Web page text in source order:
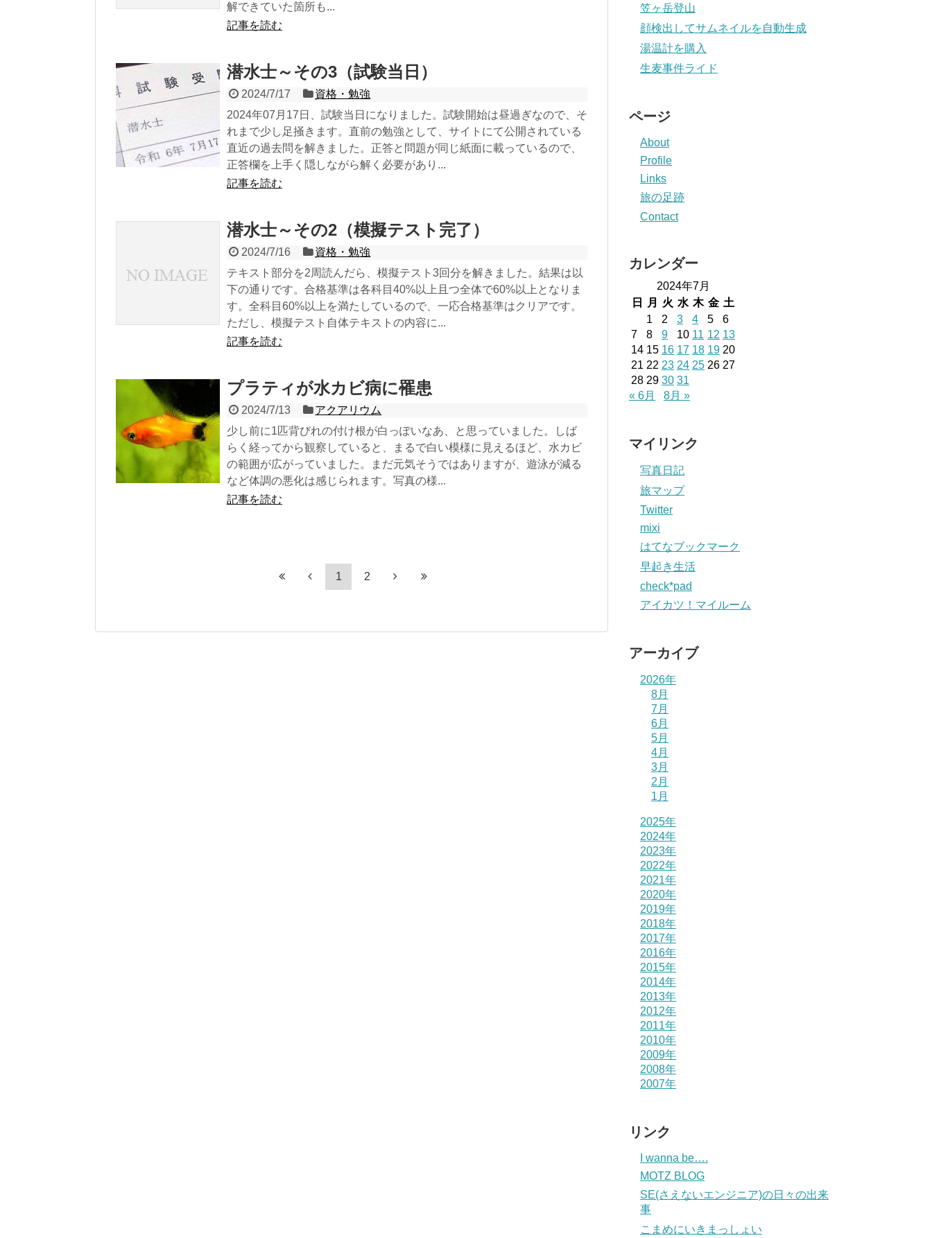
解できていた箇所も...
記事を読む
潜水士～その3（試験当日）
2024/7/17
資格・勉強
2024年07月17日、試験当日になりました。試験開始は昼過ぎなので、そ
れまで少し足掻きます。直前の勉強として、サイトにて公開されている
直近の過去問を解きました。正答と問題が同じ紙面に載っているので、
正答欄を上手く隠しながら解く必要があり...
記事を読む
潜水士～その2（模擬テスト完了）
2024/7/16
資格・勉強
テキスト部分を2周読んだら、模擬テスト3回分を解きました。結果は以
下の通りです。合格基準は各科目40%以上且つ全体で60%以上となりま
す。全科目60%以上を満たしているので、一応合格基準はクリアです。
ただし、模擬テスト自体テキストの内容に...
記事を読む
プラティが水カビ病に罹患
2024/7/13
アクアリウム
少し前に1匹背びれの付け根が白っぽいなあ、と思っていました。しば
らく経ってから観察していると、まるで白い模様に見えるほど、水カビ
の範囲が広がっていました。まだ元気そうではありますが、遊泳が減る
など体調の悪化は感じられます。写真の様...
記事を読む
1 2
笠ヶ岳登山
顔検出してサムネイルを自動生成
湯温計を購入
生麦事件ライド
ページ
About
Profile
Links
旅の足跡
Contact
カレンダー
2024年7月
日
月 火 水 木 金 土
1
2 3 4 5
6
7
8 9 10 11 12 13
14 15 16 17 18 19 20
21 22 23 24 25 26 27
28 29 30 31
« 6月
8月 »
マイリンク
写真日記
旅マップ
Twitter
mixi
はてなブックマーク
早起き生活
check*pad
アイカツ！マイルーム
アーカイブ
2026年
8月
7月
6月
5月
4月
3月
2月
1月
2025年
2024年
2023年
2022年
2021年
2020年
2019年
2018年
2017年
2016年
2015年
2014年
2013年
2012年
2011年
2010年
2009年
2008年
2007年
リンク
I wanna be….
MOTZ BLOG
SE(さえないエンジニア)の日々の出来
事
こまめにいきまっしょい